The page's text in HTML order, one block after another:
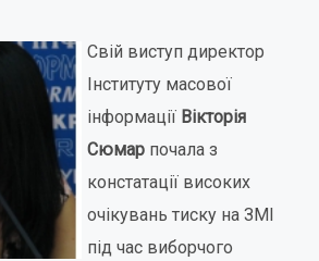
Свій виступ директор
Інституту масової
інформації Вікторія
Сюмар почала з
констатації високих
очікувань тиску на ЗМІ
під час виборчого